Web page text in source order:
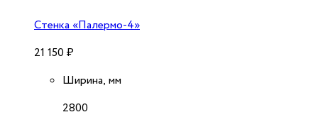
Стенка «Палермо-4»
21 150 ₽
Ширина, мм
2800